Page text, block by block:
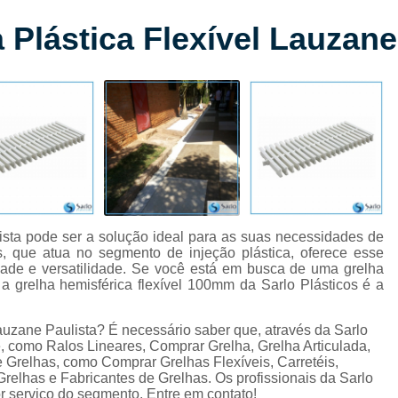
Comprar Grelha Pvc Articulada
Comprar Grelha
Comprar Grelha Hemisférica Flexível
Comprar Grelha Hemisférica Flexível 8 8x10cm
Comprar Grelha Plástica Flexível
Comprar
Comprar Grelha Plástica Flexível para Piscina
Fabricante de Grelha Plástica Flexível para Jardim
Fabricante de Grelha Plástica para área Externa
Fabricante de Grelha Plástica para Ventilação
Fabricante de Grelha Plástica Ralo
Fabricante de
Plástica Flexível
pode ser a solução ideal para as suas necessidades de
que atua no segmento de injeção plástica, oferece esse
e versatilidade. Se você está em busca de uma grelha
grelha hemisférica flexível 100mm da Sarlo Plásticos é a
Paulista? É necessário saber que, através da Sarlo
Ralos Lineares, Comprar Grelha, Grelha Articulada,
como Comprar Grelhas Flexíveis, Carretéis,
e Fabricantes de Grelhas. Os profissionais da Sarlo
serviço do segmento. Entre em contato!